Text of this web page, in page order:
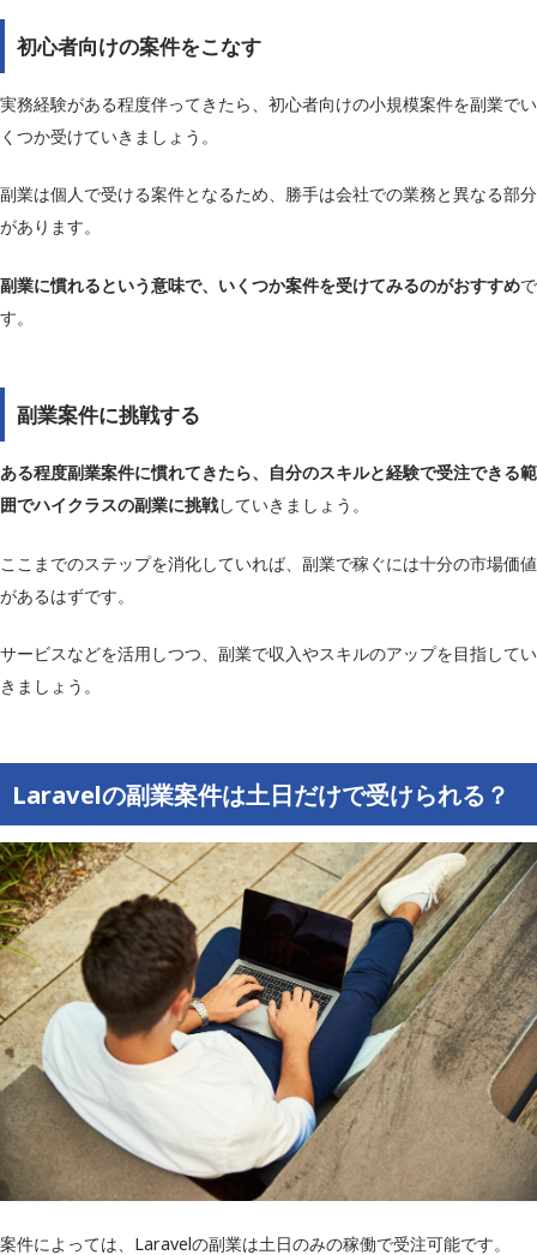
初心者向けの案件をこなす
実務経験がある程度伴ってきたら、初心者向けの小規模案件を副業でい
くつか受けていきましょう。
副業は個人で受ける案件となるため、勝手は会社での業務と異なる部分
があります。
副業に慣れるという意味で、いくつか案件を受けてみるのがおすすめで
す。
副業案件に挑戦する
ある程度副業案件に慣れてきたら、自分のスキルと経験で受注できる範
囲でハイクラスの副業に挑戦していきましょう。
ここまでのステップを消化していれば、副業で稼ぐには十分の市場価値
があるはずです。
サービスなどを活用しつつ、副業で収入やスキルのアップを目指してい
きましょう。
Laravelの副業案件は土日だけで受けられる？
案件によっては、Laravelの副業は土日のみの稼働で受注可能です。